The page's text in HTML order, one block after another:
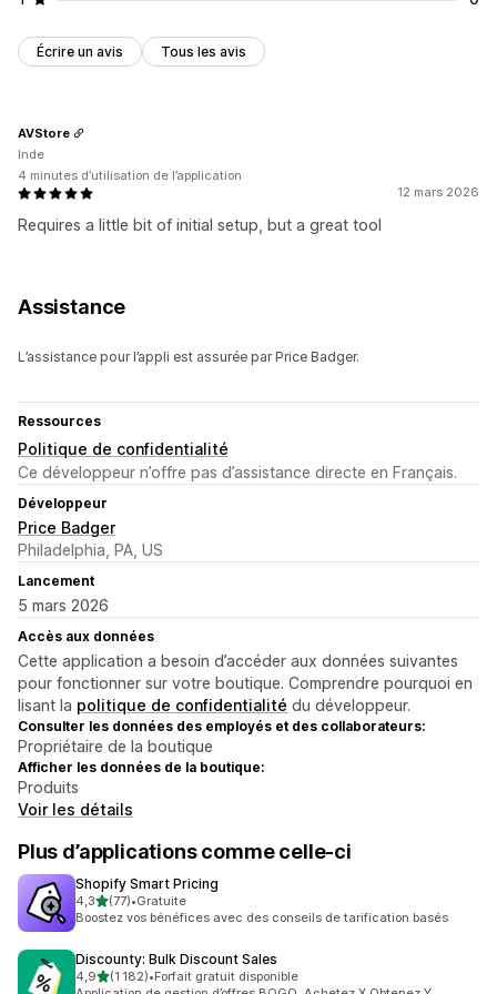
Écrire un avis Tous les avis
12 mars 2026
Requires a little bit of initial setup, but a great tool
AVStore
Inde
4 minutes d’utilisation de l’application
Assistance
L’assistance pour l’appli est assurée par Price Badger.
Ressources
Politique de confidentialité
Ce développeur n’offre pas d’assistance directe en Français.
Développeur
Price Badger
Philadelphia, PA, US
Lancement
5 mars 2026
Accès aux données
Cette application a besoin d’accéder aux données suivantes
pour fonctionner sur votre boutique. Comprendre pourquoi en
lisant la politique de confidentialité du développeur.
Consulter les données des employés et des collaborateurs:
Propriétaire de la boutique
Afficher les données de la boutique:
Produits
Voir les détails
Plus d’applications comme celle-ci
Shopify Smart Pricing
4,3étoile(s) sur 5
(77)
77 avis au total
•Gratuite
Boostez vos bénéfices avec des conseils de tarification basés
Discounty: Bulk Discount Sales
4,9étoile(s) sur 5
(1 182)
1182 avis au total
•Forfait gratuit disponible